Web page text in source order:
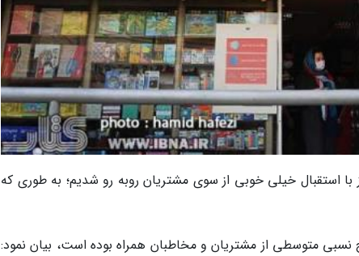
با استقبال خیلی خوبی از سوی مشتریان روبه رو شدیم؛ به طوری که
نسبی متوسطی از مشتریان و مخاطبان همراه بوده است، بیان نمود: